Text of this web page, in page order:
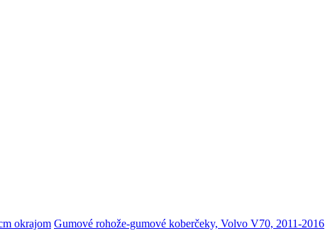
okrajom Gumové rohože-gumové koberčeky, Volvo V70, 2011-2016